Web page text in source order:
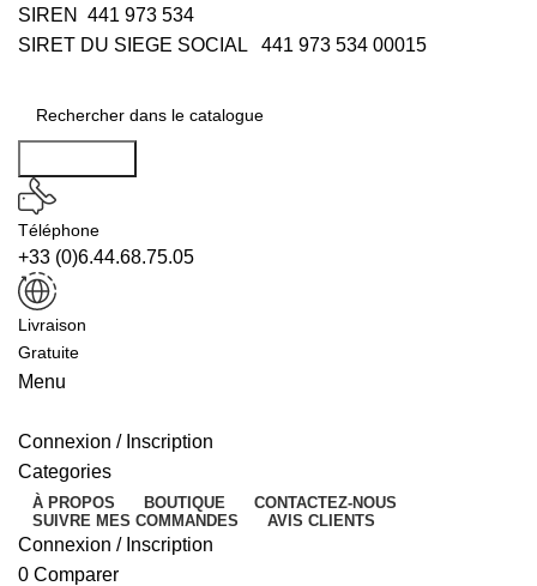
SIREN 441 973 534
SIRET DU SIEGE SOCIAL 441 973 534 00015
Téléphone
+33 (0)6.44.68.75.05
Livraison
Gratuite
Menu
Connexion / Inscription
Categories
À PROPOS BOUTIQUE
CONTACTEZ-NOUS
SUIVRE MES COMMANDES
AVIS CLIENTS
Connexion / Inscription
0 Comparer